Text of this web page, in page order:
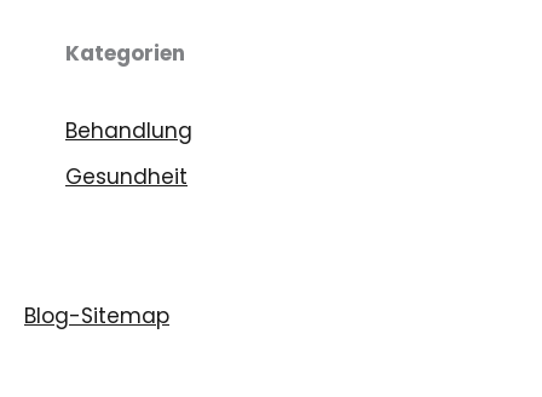
Kategorien
Behandlung
Gesundheit
Blog-Sitemap